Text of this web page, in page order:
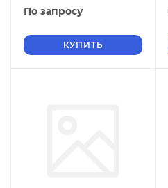
32415-2013
По запросу
КУПИТЬ